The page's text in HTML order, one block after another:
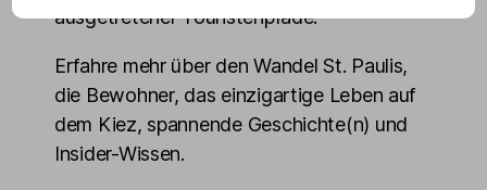
ausgetretener Touristenpfade.
Erfahre mehr über den Wandel St. Paulis,
die Bewohner, das einzigartige Leben auf
dem Kiez, spannende Geschichte(n) und
Insider-Wissen.